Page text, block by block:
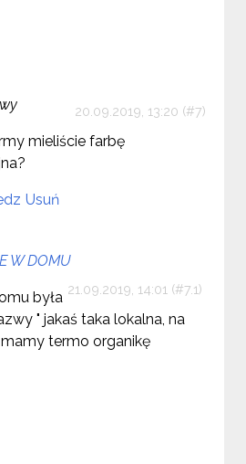
20.09.2019, 13:20
mieliście farbę
Usuń
W DOMU
21.09.2019, 14:01
była
" jakaś taka lokalna, na
termo organikę